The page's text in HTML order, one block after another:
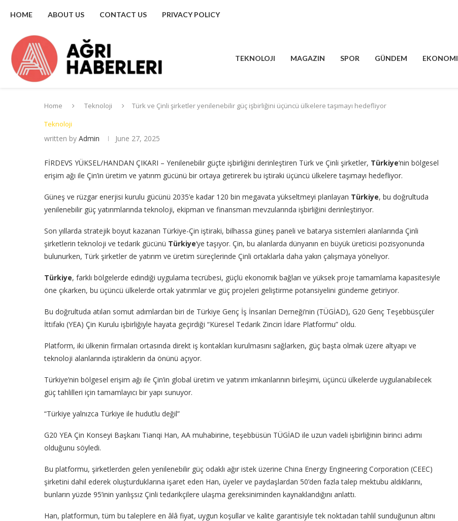
HOME ABOUT US CONTACT US PRIVACY POLICY
TEKNOLOJI MAGAZIN SPOR GÜNDEM EKONOMI
Home Teknoloji
Türk ve Çinli şirketler yenilenebilir güç işbirliğini üçüncü ülkelere taşımayı hedefliyor
Teknoloji
written by Admin June 27, 2025
FİRDEVS YÜKSEL/HANDAN ÇIKARI – Yenilenebilir güçte işbirliğini derinleştiren Türk ve Çinli şirketler, Türkiye‘nin bölgesel
erişim ağı ile Çin’in üretim ve yatırım gücünü bir ortaya getirerek bu iştiraki üçüncü ülkelere taşımayı hedefliyor.
Güneş ve rüzgar enerjisi kurulu gücünü 2035’e kadar 120 bin megavata yükseltmeyi planlayan Türkiye, bu doğrultuda
yenilenebilir güç yatırımlarında teknoloji, ekipman ve finansman mevzularında işbirliğini derinleştiriyor.
Son yıllarda stratejik boyut kazanan Türkiye-Çin iştiraki, bilhassa güneş paneli ve batarya sistemleri alanlarında Çinli
şirketlerin teknoloji ve tedarik gücünü Türkiye‘ye taşıyor. Çin, bu alanlarda dünyanın en büyük üreticisi pozisyonunda
bulunurken, Türk şirketler de yatırım ve üretim süreçlerinde Çinli ortaklarla daha yakın çalışmaya yöneliyor.
Türkiye, farklı bölgelerde edindiği uygulama tecrübesi, güçlü ekonomik bağları ve yüksek proje tamamlama kapasitesiyle
öne çıkarken, bu üçüncü ülkelerde ortak yatırımlar ve güç projeleri geliştirme potansiyelini gündeme getiriyor.
Bu doğrultuda atılan somut adımlardan biri de Türkiye Genç İş İnsanları Derneği’nin (TÜGİAD), G20 Genç Teşebbüsçüler
İttifakı (YEA) Çin Kurulu işbirliğiyle hayata geçirdiği “Küresel Tedarik Zinciri İdare Platformu” oldu.
Platform, iki ülkenin firmaları ortasında direkt iş kontakları kurulmasını sağlarken, güç başta olmak üzere altyapı ve
teknoloji alanlarında iştiraklerin da önünü açıyor.
Türkiye’nin bölgesel erişim ağı ile Çin’in global üretim ve yatırım imkanlarının birleşimi, üçüncü ülkelerde uygulanabilecek
güç tahlilleri için tamamlayıcı bir yapı sunuyor.
“Türkiye yalnızca Türkiye ile hudutlu değil”
G20 YEA Çin Konseyi Başkanı Tianqi Han, AA muhabirine, teşebbüsün TÜGİAD ile uzun vadeli işbirliğinin birinci adımı
olduğunu söyledi.
Bu platformu, şirketlerden gelen yenilenebilir güç odaklı ağır istek üzerine China Energy Engineering Corporation (CEEC)
şirketini dahil ederek oluşturduklarına işaret eden Han, üyeler ve paydaşlardan 50’den fazla talep mektubu aldıklarını,
bunların yüzde 95’inin yanlışsız Çinli tedarikçilere ulaşma gereksiniminden kaynaklandığını anlattı.
Han, platformun, tüm bu taleplere en âlâ fiyat, uygun koşullar ve kalite garantisiyle tek noktadan tahlil sunduğunun altını